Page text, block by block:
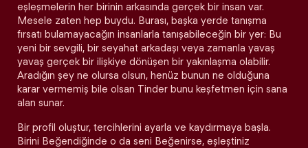
eşleşmelerin her birinin arkasında gerçek bir insan var.
Mesele zaten hep buydu. Burası, başka yerde tanışma
fırsatı bulamayacağın insanlarla tanışabileceğin bir yer: Bu
yeni bir sevgili, bir seyahat arkadaşı veya zamanla yavaş
yavaş gerçek bir ilişkiye dönüşen bir yakınlaşma olabilir.
Aradığın şey ne olursa olsun, henüz bunun ne olduğuna
karar vermemiş bile olsan Tinder bunu keşfetmen için sana
alan sunar.
Bir profil oluştur, tercihlerini ayarla ve kaydırmaya başla.
Birini Beğendiğinde o da seni Beğenirse, eşleştiniz